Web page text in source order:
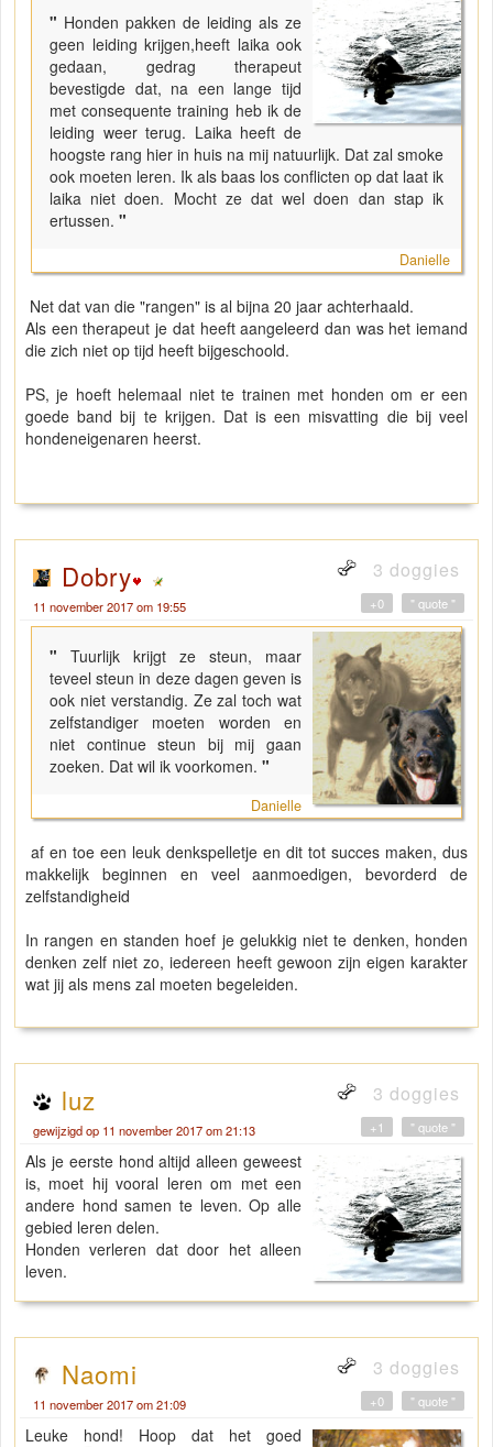
" Honden pakken de leiding als ze
geen leiding krijgen,heeft laika ook
gedaan, gedrag therapeut
bevestigde dat, na een lange tijd
met consequente training heb ik de
leiding weer terug. Laika heeft de
hoogste rang hier in huis na mij natuurlijk. Dat zal smoke
ook moeten leren. Ik als baas los conflicten op dat laat ik
laika niet doen. Mocht ze dat wel doen dan stap ik
ertussen. "
Danielle
Net dat van die "rangen" is al bijna 20 jaar achterhaald.
Als een therapeut je dat heeft aangeleerd dan was het iemand
die zich niet op tijd heeft bijgeschoold.
PS, je hoeft helemaal niet te trainen met honden om er een
goede band bij te krijgen. Dat is een misvatting die bij veel
hondeneigenaren heerst.
Dobry 3 doggies
11 november 2017 om 19:55 " quote "
+0
"Tuurlijk krijgt ze steun, maar
teveel steun in deze dagen geven is
ook niet verstandig. Ze zal toch wat
zelfstandiger moeten worden en
niet continue steun bij mij gaan
zoeken. Dat wil ik voorkomen. "
Danielle
af en toe een leuk denkspelletje en dit tot succes maken, dus
makkelijk beginnen en veel aanmoedigen, bevorderd de
zelfstandigheid
In rangen en standen hoef je gelukkig niet te denken, honden
denken zelf niet zo, iedereen heeft gewoon zijn eigen karakter
wat jij als mens zal moeten begeleiden.
luz 3 doggies
gewijzigd op 11 november 2017 om 21:13 " quote "
+1
Als je eerste hond altijd alleen geweest
is, moet hij vooral leren om met een
andere hond samen te leven. Op alle
gebied leren delen.
Honden verleren dat door het alleen
leven.
Naomi 3 doggies
11 november 2017 om 21:09 " quote "
+0
Leuke hond! Hoop dat het goed